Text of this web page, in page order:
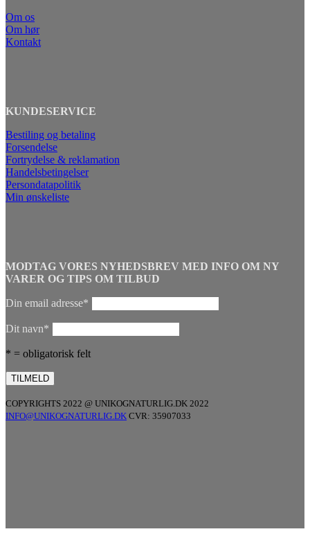
Om os
Om hør
Kontakt
KUNDESERVICE
Bestiling og betaling
Forsendelse
Fortrydelse & reklamation
Handelsbetingelser
Persondatapolitik
Min ønskeliste
MODTAG VORES NYHEDSBREV MED INFO OM NY
VARER OG TIPS OM TILBUD
Din email adresse*
Dit navn*
* = obligatorisk felt
COPYRIGHTS 2022 @ UNIKOGNATURLIG.DK 2022
INFO@UNIKOGNATURLIG.DK CVR: 35907033